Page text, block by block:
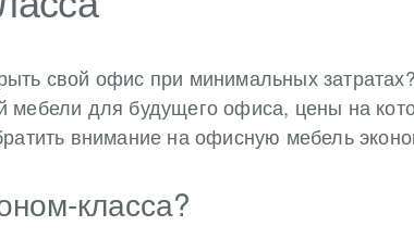
свой офис при минимальных
мебели для будущего офиса, цены на
внимание на офисную мебель
класса?